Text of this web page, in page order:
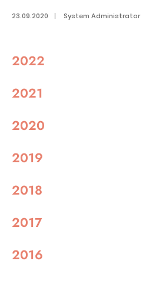
23.09.2020 | System Administrator
2022
2021
2020
2019
2018
2017
2016